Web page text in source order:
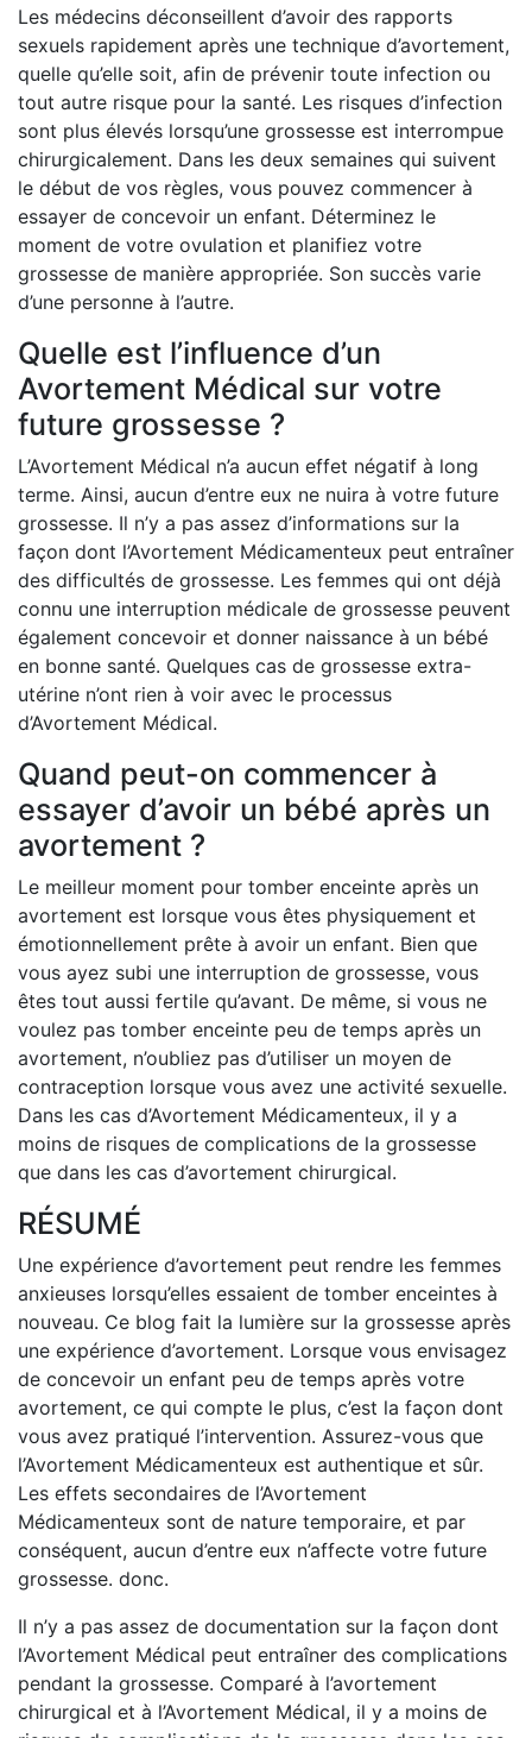
Les médecins déconseillent d’avoir des rapports
sexuels rapidement après une technique d’avortement,
quelle qu’elle soit, afin de prévenir toute infection ou
tout autre risque pour la santé. Les risques d’infection
sont plus élevés lorsqu’une grossesse est interrompue
chirurgicalement. Dans les deux semaines qui suivent
le début de vos règles, vous pouvez commencer à
essayer de concevoir un enfant. Déterminez le
moment de votre ovulation et planifiez votre
grossesse de manière appropriée. Son succès varie
d’une personne à l’autre.
Quelle est l’influence d’un
Avortement Médical sur votre
future grossesse ?
L’Avortement Médical n’a aucun effet négatif à long
terme. Ainsi, aucun d’entre eux ne nuira à votre future
grossesse. Il n’y a pas assez d’informations sur la
façon dont l’Avortement Médicamenteux peut entraîner
des difficultés de grossesse. Les femmes qui ont déjà
connu une interruption médicale de grossesse peuvent
également concevoir et donner naissance à un bébé
en bonne santé. Quelques cas de grossesse extra-
utérine n’ont rien à voir avec le processus
d’Avortement Médical.
Quand peut-on commencer à
essayer d’avoir un bébé après un
avortement ?
Le meilleur moment pour tomber enceinte après un
avortement est lorsque vous êtes physiquement et
émotionnellement prête à avoir un enfant. Bien que
vous ayez subi une interruption de grossesse, vous
êtes tout aussi fertile qu’avant. De même, si vous ne
voulez pas tomber enceinte peu de temps après un
avortement, n’oubliez pas d’utiliser un moyen de
contraception lorsque vous avez une activité sexuelle.
Dans les cas d’Avortement Médicamenteux, il y a
moins de risques de complications de la grossesse
que dans les cas d’avortement chirurgical.
RÉSUMÉ
Une expérience d’avortement peut rendre les femmes
anxieuses lorsqu’elles essaient de tomber enceintes à
nouveau. Ce blog fait la lumière sur la grossesse après
une expérience d’avortement. Lorsque vous envisagez
de concevoir un enfant peu de temps après votre
avortement, ce qui compte le plus, c’est la façon dont
vous avez pratiqué l’intervention. Assurez-vous que
l’Avortement Médicamenteux est authentique et sûr.
Les effets secondaires de l’Avortement
Médicamenteux sont de nature temporaire, et par
conséquent, aucun d’entre eux n’affecte votre future
grossesse. donc.
Il n’y a pas assez de documentation sur la façon dont
l’Avortement Médical peut entraîner des complications
pendant la grossesse. Comparé à l’avortement
chirurgical et à l’Avortement Médical, il y a moins de